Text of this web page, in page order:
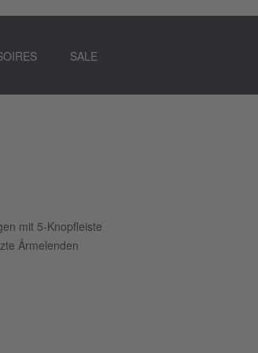
SALE
mit 5-Knopfleiste
Ärmelenden
genau der richtigen Dosis Details. Trotz des